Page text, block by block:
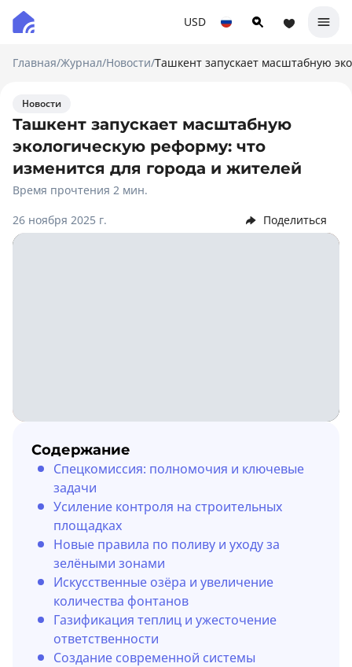
USD
Главная/Журнал/Новости/Ташкент запускает масштабную
Новости
Ташкент запускает масштабную
экологическую реформу: что
изменится для города и жителей
Время прочтения 2 мин.
26 ноября 2025 г.
Поделиться
Содержание
Спецкомиссия: полномочия и ключевые
задачи
Усиление контроля на строительных
площадках
Новые правила по поливу и уходу за
зелёными зонами
Искусственные озёра и увеличение
количества фонтанов
Газификация теплиц и ужесточение
ответственности
Создание современной системы